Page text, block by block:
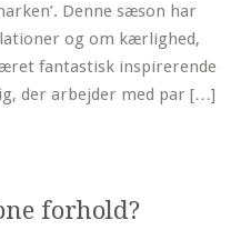
Denne sæson har
og om kærlighed,
fantastisk inspirerende
der arbejder med par […]
forhold?